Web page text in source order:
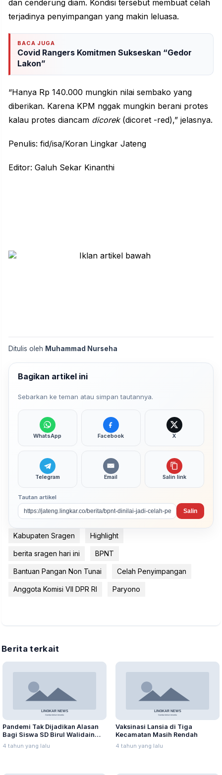
dan cenderung diam. Kondisi tersebut membuat celah
terjadinya penyimpangan yang makin leluasa.
BACA JUGA
Covid Rangers Komitmen Sukseskan “Gedor
Lakon”
“Hanya Rp 140.000 mungkin nilai sembako yang
diberikan. Karena KPM nggak mungkin berani protes
kalau protes diancam dicorek(dicoret -red),” jelasnya.
Penulis: fid/isa/Koran Lingkar Jateng
Editor: Galuh Sekar Kinanthi
Ditulis oleh Muhammad Nurseha
Bagikan artikel ini
Sebarkan ke teman atau simpan tautannya.
WhatsApp Facebook X
Telegram Email Salin link
Tautan artikel
Salin
Kabupaten Sragen Highlight
berita sragen hari ini BPNT
Bantuan Pangan Non Tunai Celah Penyimpangan
Anggota Komisi VII DPR RI Paryono
Berita terkait
Pandemi Tak Dijadikan Alasan
Bagi Siswa SD Birul Walidain
Torehkan Prestasi
4 tahun yang lalu
Vaksinasi Lansia di Tiga
Kecamatan Masih Rendah
4 tahun yang lalu